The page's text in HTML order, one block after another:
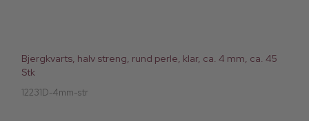
Bjergkvarts, halv streng, rund perle, klar, ca. 4 mm, ca. 45
Stk
12231D-4mm-str